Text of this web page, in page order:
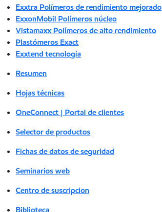
Exxtra Polímeros de rendimiento mejorado
ExxonMobil Polímeros núcleo
Vistamaxx Polímeros de alto rendimiento
Plastómeros Exact
Exxtend tecnología
Resumen
Hojas técnicas
OneConnect | Portal de clientes
Selector de productos
Fichas de datos de seguridad
Seminarios web
Centro de suscripcion
Biblioteca